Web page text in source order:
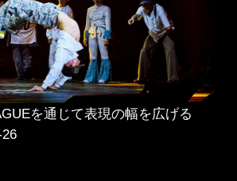
を通じて表現の幅を広げる